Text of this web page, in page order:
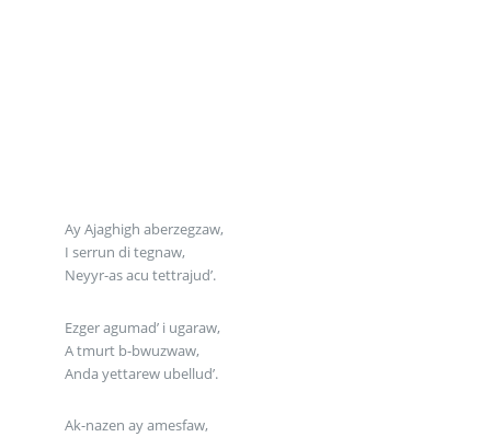
Ay Ajaghigh aberzegzaw,
I serrun di tegnaw,
Neyyr-as acu tettrajud’.
Ezger agumad’ i ugaraw,
A tmurt b-bwuzwaw,
Anda yettarew ubellud’.
Ak-nazen ay amesfaw,